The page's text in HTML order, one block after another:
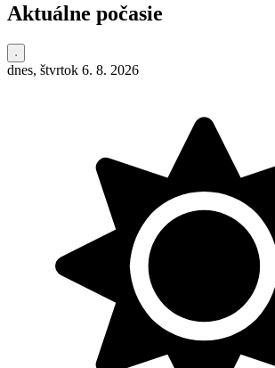
Aktuálne počasie
dnes, štvrtok 6. 8. 2026